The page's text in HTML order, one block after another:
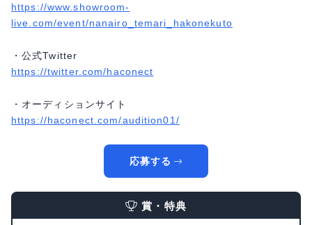
https://www.showroom-
live.com/event/nanairo_temari_hakonekuto
・公式Twitter
https://twitter.com/haconect
・オーディションサイト
https://haconect.com/audition01/
応募する
賞・特典